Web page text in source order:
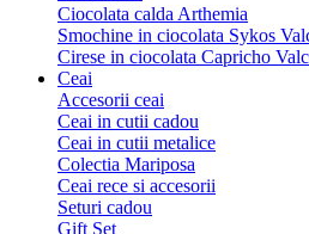
Ciocolata calda Arthemia
Smochine in ciocolata Sykos
Cirese in ciocolata Capricho
Ceai
Accesorii ceai
Ceai in cutii cadou
Ceai in cutii metalice
Colectia Mariposa
Ceai rece si accesorii
Seturi cadou
Gift Set